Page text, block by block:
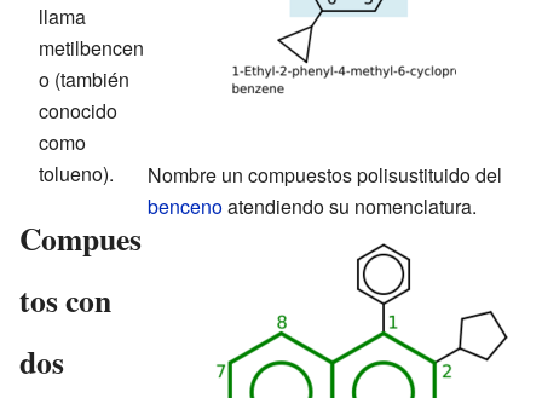
Nombre un compuestos polisustituido del
bencenoatendiendo su nomenclatura.
llama
metilbencen
o (también
conocido
como
tolueno).
Compues
tos con
dos